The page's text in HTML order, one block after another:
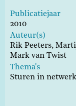
Publicatiejaar
2010
Auteur(s)
Rik Peeters,
Mark van Twist
Thema's
Sturen in